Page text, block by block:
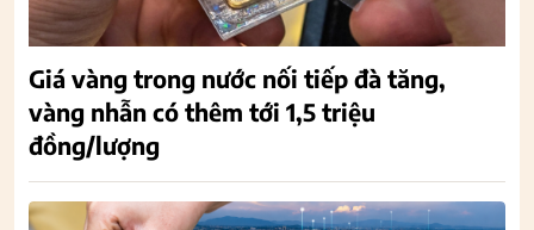
Giá vàng trong nước nối tiếp đà tăng,
vàng nhẫn có thêm tới 1,5 triệu
đồng/lượng